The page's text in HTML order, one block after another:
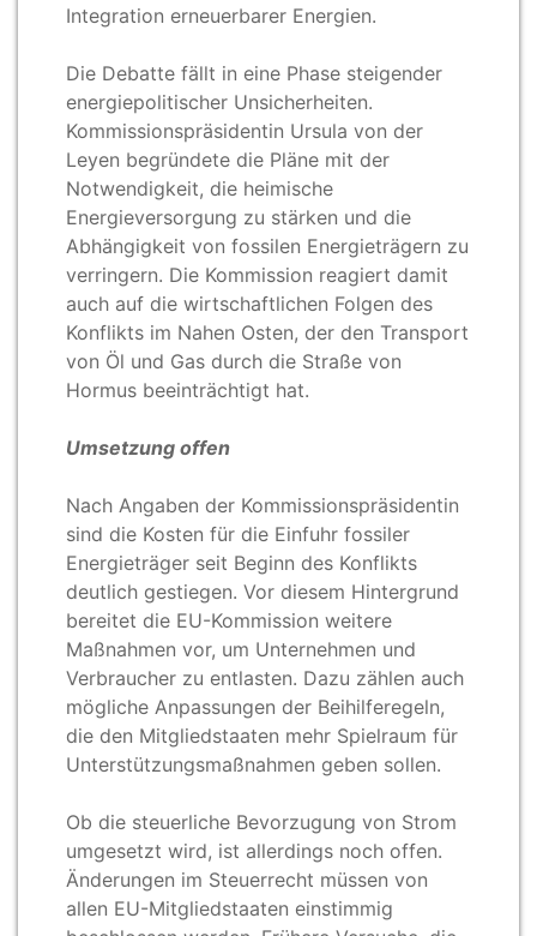
Integration erneuerbarer Energien.
Die Debatte fällt in eine Phase steigender
energiepolitischer Unsicherheiten.
Kommissionspräsidentin Ursula von der
Leyen begründete die Pläne mit der
Notwendigkeit, die heimische
Energieversorgung zu stärken und die
Abhängigkeit von fossilen Energieträgern zu
verringern. Die Kommission reagiert damit
auch auf die wirtschaftlichen Folgen des
Konflikts im Nahen Osten, der den Transport
von Öl und Gas durch die Straße von
Hormus beeinträchtigt hat.
Umsetzung offen
Nach Angaben der Kommissionspräsidentin
sind die Kosten für die Einfuhr fossiler
Energieträger seit Beginn des Konflikts
deutlich gestiegen. Vor diesem Hintergrund
bereitet die EU-Kommission weitere
Maßnahmen vor, um Unternehmen und
Verbraucher zu entlasten. Dazu zählen auch
mögliche Anpassungen der Beihilferegeln,
die den Mitgliedstaaten mehr Spielraum für
Unterstützungsmaßnahmen geben sollen.
Ob die steuerliche Bevorzugung von Strom
umgesetzt wird, ist allerdings noch offen.
Änderungen im Steuerrecht müssen von
allen EU-Mitgliedstaaten einstimmig